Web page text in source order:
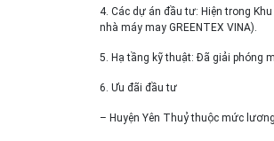
4. Các dự án đầu tư: Hiện trong
nhà máy may GREENTEX VINA).
5. Hạ tầng kỹ thuật: Đã giải phóng
6. Ưu đãi đầu tư
– Huyện Yên Thuỷ thuộc mức